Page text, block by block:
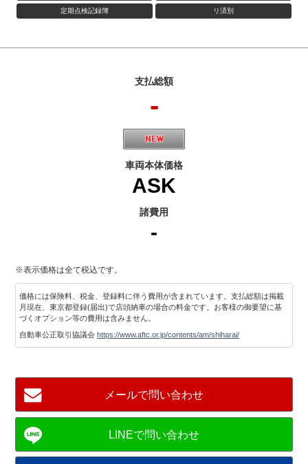
定期点検記録簿 リ済別
支払総額
-
車両本体価格
ASK
諸費用
-
※表示価格は全て税込です。
価格には保険料、税金、登録料に伴う費用が含まれています。支払総額は掲載
月現在、東京都登録(届出)で店頭納車の場合の料金です。お客様の御要望に基
づくオプション等の費用は含みません。
自動車公正取引協議会https://www.aftc.or.jp/contents/am/shiharai/
メールで問い合わせ